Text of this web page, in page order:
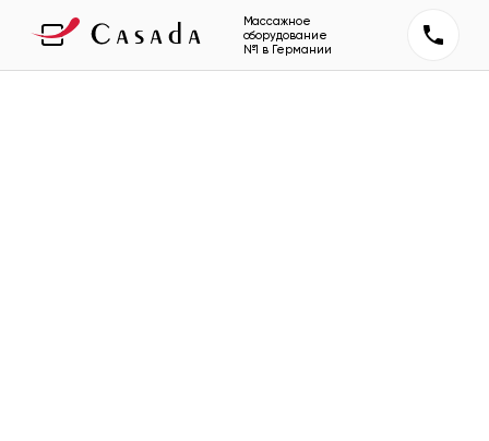
Массажное
оборудование
№1 в Германии